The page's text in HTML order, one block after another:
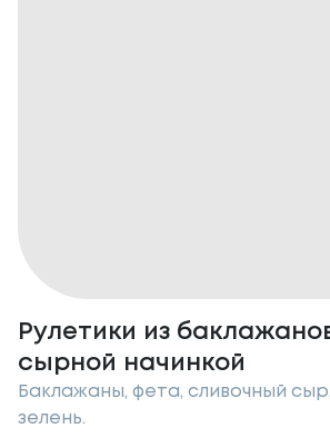
Рулетики из
сырной начинкой
Баклажаны, фета, сливочный
зелень.